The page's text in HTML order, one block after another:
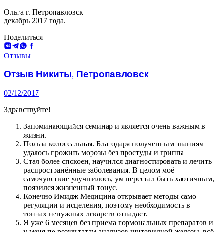
Ольга г. Петропавловск
декабрь 2017 года.
Поделиться
ВКонтакте
Telegram
WhatsApp
Facebook
Отзывы
Отзыв Никиты, Петропавловск
02/12/2017
Здравствуйте!
Запоминающийся семинар и является очень важным в
жизни.
Польза колоссальная. Благодаря полученным знаниям
удалось прожить морозы без простуды и гриппа
Стал более спокоен, научился диагностировать и лечить
распространённые заболевания. В целом моё
самочувствие улучшилось, ум перестал быть хаотичным,
появился жизненный тонус.
Конечно Имидж Медицина открывает методы само
регуляции и исцеления, поэтому необходимость в
тоннах ненужных лекарств отпадает.
Я уже 6 месяцев без приема гормональных препаратов и